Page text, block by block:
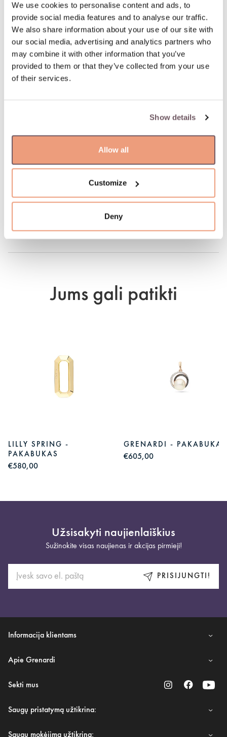
We use cookies to personalise content and ads, to
provide social media features and to analyse our traffic.
We also share information about your use of our site with
our social media, advertising and analytics partners who
may combine it with other information that you’ve
provided to them or that they’ve collected from your use
of their services.
Show details
Allow all
Customize
Deny
100 % apdraustas ir saugus pristatymas
Supaprastintas ir greitas užsakymo grąžinimas
Praba: 585
Akmens spalva: Baltas, Juodas
Prekė: W71847433
Aukštis: 35 mm
Jums gali patikti
LILLY SPRING -
PAKABUKAS
€580,00
GRENARDI - PAKABUKAS
€605,00
Užsisakyti naujienlaiškius
Sužinokite visas naujienas ir akcijas pirmieji!
PRISIJUNGTI!
Informacija klientams
Apie Grenardi
Sekti mus
Saugų pristatymą užtikrina:
Saugų mokėjimą užtikrina: